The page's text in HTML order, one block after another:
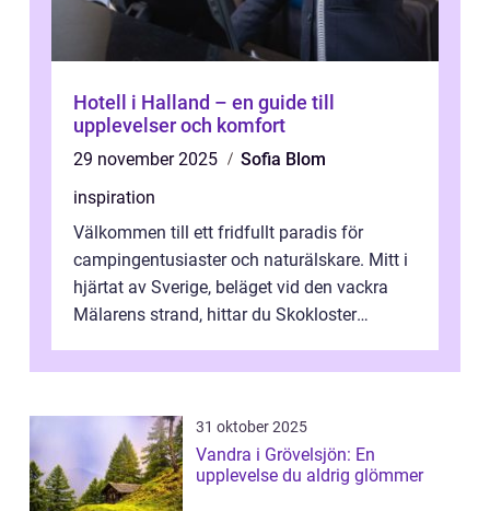
Hotell i Halland – en guide till
upplevelser och komfort
29 november 2025
Sofia Blom
inspiration
Välkommen till ett fridfullt paradis för
campingentusiaster och naturälskare. Mitt i
hjärtat av Sverige, beläget vid den vackra
Mälarens strand, hittar du Skokloster
31 oktober 2025
Vandra i Grövelsjön: En
upplevelse du aldrig glömmer